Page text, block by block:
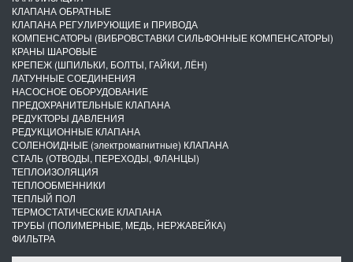
КЛАПАНА ОБРАТНЫЕ
КЛАПАНА РЕГУЛИРУЮЩИЕ и ПРИВОДА
КОМПЕНСАТОРЫ (ВИБРОВСТАВКИ СИЛЬФОННЫЕ КОМПЕНСАТОРЫ)
КРАНЫ ШАРОВЫЕ
КРЕПЕЖ (ШПИЛЬКИ, БОЛТЫ, ГАЙКИ, ЛЁН)
ЛАТУННЫЕ СОЕДИНЕНИЯ
НАСОСНОЕ ОБОРУДОВАНИЕ
ПРЕДОХРАНИТЕЛЬНЫЕ КЛАПАНА
РЕДУКТОРЫ ДАВЛЕНИЯ
РЕДУКЦИОННЫЕ КЛАПАНА
СОЛЕНОИДНЫЕ (электромагнитные) КЛАПАНА
СТАЛЬ (ОТВОДЫ, ПЕРЕХОДЫ, ФЛАНЦЫ)
ТЕПЛОИЗОЛЯЦИЯ
ТЕПЛООБМЕННИКИ
ТЕПЛЫЙ ПОЛ
ТЕРМОСТАТИЧЕСКИЕ КЛАПАНА
ТРУБЫ (ПОЛИМЕРНЫЕ, МЕДЬ, НЕРЖАВЕЙКА)
ФИЛЬТРА